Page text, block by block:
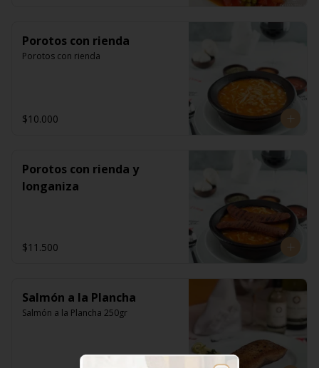
Porotos con rienda
Porotos con rienda
$10.000
Porotos con rienda y
longaniza
$11.500
Salmón a la Plancha
Salmón a la Plancha 250gr